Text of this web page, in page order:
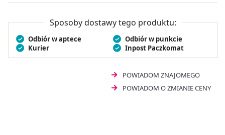
Sposoby dostawy tego produktu:
Odbiór w aptece
Odbiór w punkcie
Kurier
Inpost Paczkomat
POWIADOM ZNAJOMEGO
POWIADOM O ZMIANIE CENY